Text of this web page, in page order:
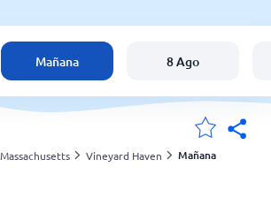
Mañana 8 Ago
Massachusetts Vineyard Haven Mañana